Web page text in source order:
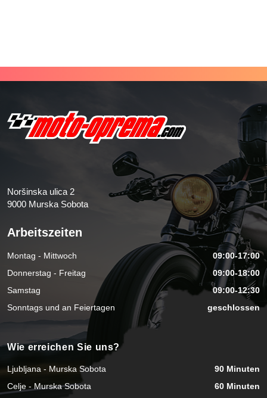
Noršinska ulica 2
9000 Murska Sobota
Arbeitszeiten
Montag - Mittwoch
09:00-17:00
Donnerstag - Freitag
09:00-18:00
Samstag
09:00-12:30
Sonntags und an Feiertagen
geschlossen
Wie erreichen Sie uns?
Ljubljana - Murska Sobota
90 Minuten
Celje - Murska Sobota
60 Minuten